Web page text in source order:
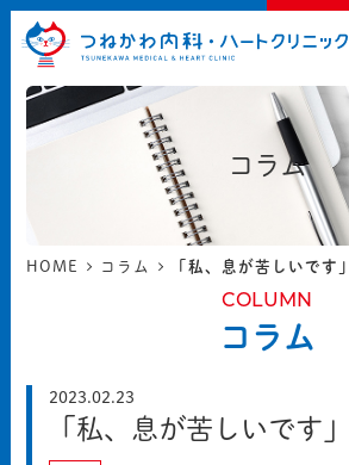
コラム
HOME コラム 「私、息が苦しいです」
COLUMN
コラム
2023.02.23
「私、息が苦しいです」